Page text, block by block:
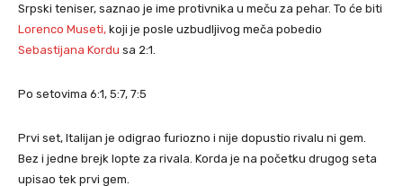
Srpski teniser, saznao je ime protivnika u meču za pehar. To će biti
Lorenco Museti, koji je posle uzbudljivog meča pobedio
Sebastijana Kordu sa 2:1.
Po setovima 6:1, 5:7, 7:5
Prvi set, Italijan je odigrao furiozno i nije dopustio rivalu ni gem.
Bez i jedne brejk lopte za rivala. Korda je na početku drugog seta
upisao tek prvi gem.